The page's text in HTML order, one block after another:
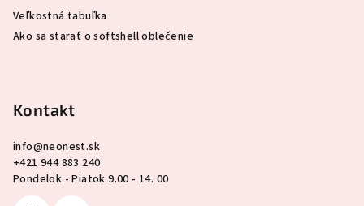
Veľkostná tabuľka
Ako sa starať o softshell oblečenie
Kontakt
info@neonest.sk
+421 944 883 240
Pondelok - Piatok 9.00 - 14. 00